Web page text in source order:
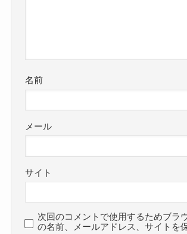
名前
メール
サイト
次回のコメントで使用するためブラ
の名前、メールアドレス、サイトを